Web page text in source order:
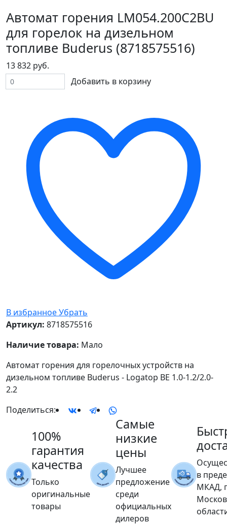
Автомат горения LM054.200C2BU
для горелок на дизельном
топливе Buderus (8718575516)
13 832 руб.
Добавить в корзину
В избранноеУбрать
Артикул: 8718575516
Наличие товара: Мало
Автомат горения для горелочных устройств на
дизельном топливе Buderus - Logatop BE 1.0-1.2/2.0-
2.2
Поделиться:
100%
гарантия
качества
Только
оригинальные
товары
Самые
низкие
цены
Лучшее
предложение
среди
официальных
дилеров
в
МКАД,